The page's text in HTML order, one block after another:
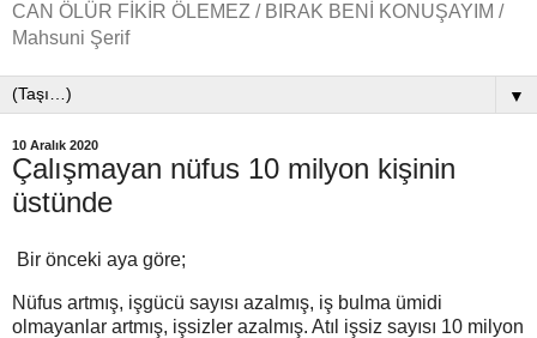
CAN ÖLÜR FİKİR ÖLEMEZ / BIRAK BENİ KONUŞAYIM /
Mahsuni Şerif
▼
10 Aralık 2020
Çalışmayan nüfus 10 milyon kişinin
üstünde
Bir önceki aya göre;
Nüfus artmış, işgücü sayısı azalmış, iş bulma ümidi
olmayanlar artmış, işsizler azalmış. Atıl işsiz sayısı 10 milyon